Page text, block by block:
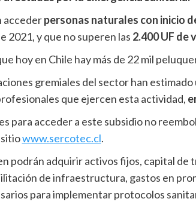
accederpersonas naturales con inicio
2021, y que no superen las 2.400 UF de
hoy en Chile hay más de 22 mil
gremiales del sector han
que ejercen esta actividad,
para acceder a este subsidio no
www.sercotec.cl.
podrán adquirir activos fijos, capital de
de infraestructura, gastos en
para implementar protocolos